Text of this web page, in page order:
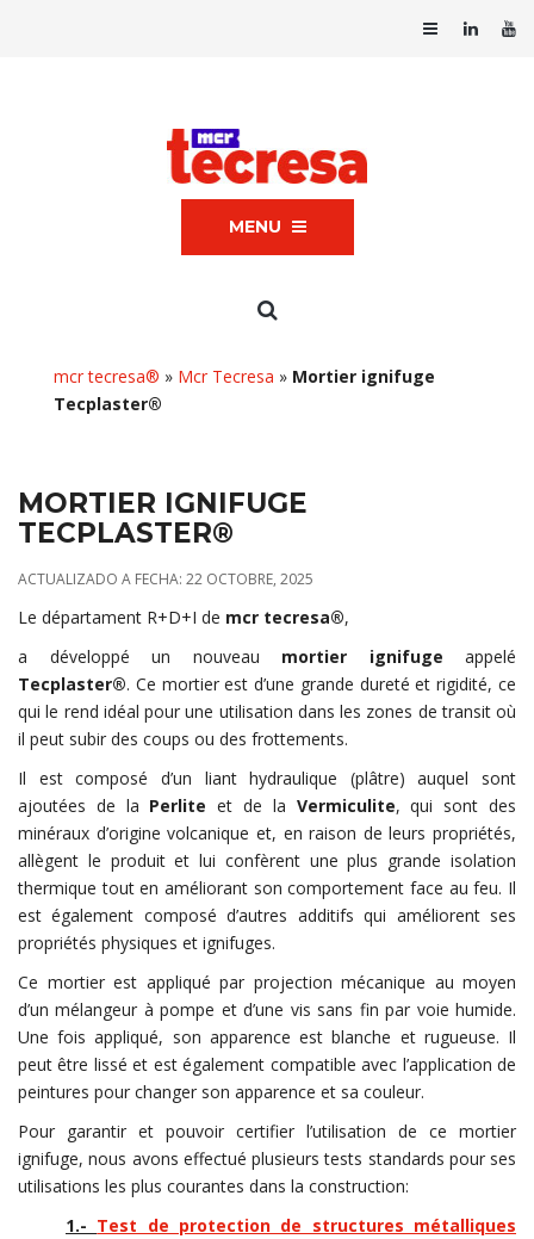
MENU
mcr tecresa® » Mcr Tecresa » Mortier ignifuge
Tecplaster®
MORTIER IGNIFUGE
TECPLASTER®
ACTUALIZADO A FECHA: 22 OCTOBRE, 2025
Le départament R+D+I de mcr tecresa®,
a développé un nouveau mortier ignifuge appelé
Tecplaster®. Ce mortier est d’une grande dureté et rigidité, ce
qui le rend idéal pour une utilisation dans les zones de transit où
il peut subir des coups ou des frottements.
Il est composé d’un liant hydraulique (plâtre) auquel sont
ajoutées de la Perlite et de la Vermiculite, qui sont des
minéraux d’origine volcanique et, en raison de leurs propriétés,
allègent le produit et lui confèrent une plus grande isolation
thermique tout en améliorant son comportement face au feu. Il
est également composé d’autres additifs qui améliorent ses
propriétés physiques et ignifuges.
Ce mortier est appliqué par projection mécanique au moyen
d’un mélangeur à pompe et d’une vis sans fin par voie humide.
Une fois appliqué, son apparence est blanche et rugueuse. Il
peut être lissé et est également compatible avec l’application de
peintures pour changer son apparence et sa couleur.
Pour garantir et pouvoir certifier l’utilisation de ce mortier
ignifuge, nous avons effectué plusieurs tests standards pour ses
utilisations les plus courantes dans la construction:
1.- Test de protection de structures métalliques